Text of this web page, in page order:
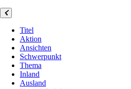
Titel
Aktion
Ansichten
Schwerpunkt
Thema
Inland
Ausland